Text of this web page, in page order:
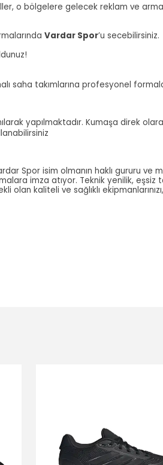
o bölgelere gelecek reklam ve
Vardar Spor’u secebilirsiniz.
saha takımlarına profesyonel
yapılmaktadır. Kumaşa direk
Spor isim olmanın haklı gururu ve
imza atıyor. Teknik yenilik, eşsiz
kaliteli ve sağlıklı